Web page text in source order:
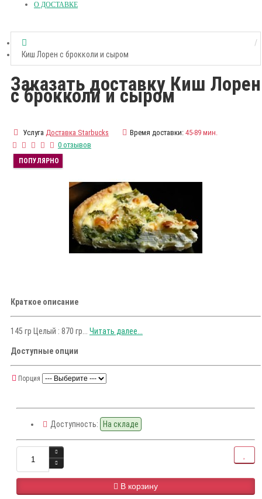
О ДОСТАВКЕ
Киш Лорен с брокколи и сыром
Заказать доставку Киш Лорен
с брокколи и сыром
Услуга Доставка Starbucks Время доставки: 45-89 мин.
0 отзывов
ПОПУЛЯРНО
Краткое описание
145 гр Целый : 870 гр... Читать далее...
Доступные опции
Порция
Доступность: На складе
В корзину